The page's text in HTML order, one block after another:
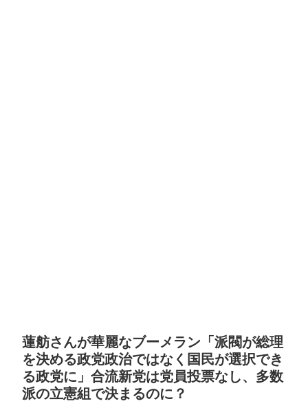
蓮舫さんが華麗なブーメラン「派閥が総理
を決める政党政治ではなく国民が選択でき
る政党に」合流新党は党員投票なし、多数
派の立憲組で決まるのに？